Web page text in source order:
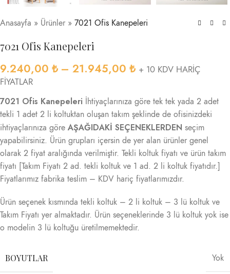
Anasayfa » Ürünler» 7021 Ofis Kanepeleri
7021 Ofis Kanepeleri
9.240,00 ₺ – 21.945,00 ₺ + 10 KDV HARİÇ
FİYATLAR
7021 Ofis Kanepeleri İhtiyaçlarınıza göre tek tek yada 2 adet
tekli 1 adet 2 li koltuktan oluşan takım şeklinde de ofisinizdeki
ihtiyaçlarınıza göre AŞAĞIDAKİ SEÇENEKLERDEN seçim
yapabilirsiniz. Ürün grupları içersin de yer alan ürünler genel
olarak 2 fiyat aralığında verilmiştir. Tekli koltuk fiyatı ve ürün takım
fiyatı [Takım Fiyatı 2 ad. tekli koltuk ve 1 ad. 2 li koltuk fiyatıdır.]
Fiyatlarımız fabrika teslim – KDV hariç fiyatlarımızdır.
Ürün seçenek kısmında tekli koltuk – 2 li koltuk – 3 lü koltuk ve
Takım Fiyatı yer almaktadır. Ürün seçeneklerinde 3 lü koltuk yok ise
o modelin 3 lü koltuğu üretilmemektedir.
BOYUTLAR Yok